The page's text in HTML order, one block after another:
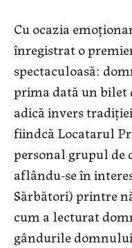
Cu ocazia
înregistrat o
spectaculoasă:
prima dată un
adică invers
fiindcă Locatarul
personal grupul de
aflându-se în
Sărbători) printre
cum a lecturat
gândurile